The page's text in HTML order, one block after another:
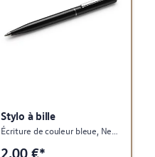
Stylo à bille
2,00 €*